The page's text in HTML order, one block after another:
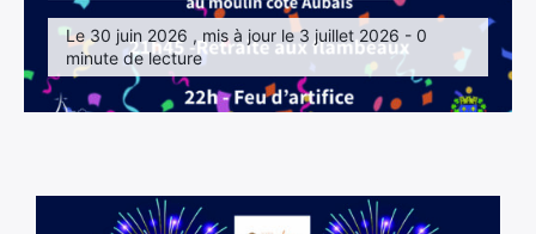
Le 30 juin 2026 , mis à jour le 3 juillet 2026 - 0
minute de lecture